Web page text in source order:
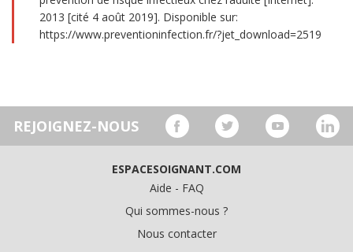
2013 [cité 4 août 2019]. Disponible sur:
https://www.preventioninfection.fr/?jet_download=2519
REJOIGNEZ-NOUS
ESPACESOIGNANT.COM
Aide - FAQ
Qui sommes-nous ?
Nous contacter